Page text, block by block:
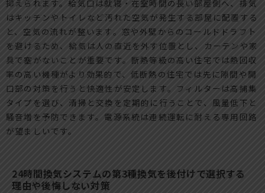
抑えられます。給気口は就寝・在室時間の長い部屋側へ、排気
はキッチンやトイレなど汚れた空気が発生する部屋に配置する
と、空気の流れが整います。窓や外壁からのコールドドラフト
を避けるため、給気は人の直近を外す位置とし、カーテンや家
具で塞がないことが重要です。断熱等級の高い住宅では熱回収
率の高い機種がより効果的で、低断熱の住宅では先に隙間や開
口部の対策を行うと快適性が安定します。フィルターは高捕集
タイプを選び、清掃と交換を定期的に行うことで、風量低下と
騒音増を予防できます。電源系統は連続運転に耐える専用回路
が望ましいです。
24時間換気システムの第3種換気を後付けで選択する
理由や後悔しない対策